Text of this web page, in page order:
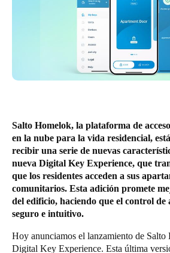
Salto Homelok, la plataforma de
en la nube para la vida residencial,
recibir una serie de nuevas
nueva Digital Key Experience, que
que los residentes acceden a sus
comunitarios. Esta adición promete
del edificio, haciendo que el control de
seguro e intuitivo.
Hoy anunciamos el lanzamiento de Salto
Digital Key Experience. Esta última